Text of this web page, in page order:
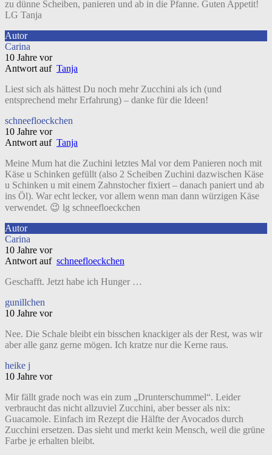
zu dünne Scheiben, panieren und ab in die Pfanne. Guten Appetit!
LG Tanja
Autor
Carina
10 Jahre vor
Antwort auf Tanja
Liest sich als hättest Du noch mehr Zucchini als ich (und
entsprechend mehr Erfahrung) – danke für die Ideen!
schneefloeckchen
10 Jahre vor
Antwort auf Tanja
Meine Mum hat die Zuchini letztes Mal vor dem Panieren noch mit
Käse u Schinken gefüllt (also 2 Scheiben Zuchini dazwischen Käse
u Schinken u mit einem Zahnstocher fixiert – danach paniert und ab
ins Öl). War echt lecker, vor allem wenn man dann würzigen Käse
verwendet. 😉 lg schneefloeckchen
Autor
Carina
10 Jahre vor
Antwort auf schneefloeckchen
Geschafft. Jetzt habe ich Hunger …
gunillchen
10 Jahre vor
Nee. Die Schale bleibt ein bisschen knackiger als der Rest, was wir
aber alle ganz gerne mögen. Ich kratze nur die Kerne raus.
heike j
10 Jahre vor
Mir fällt grade noch was ein zum „Drunterschummel“. Leider
verbraucht das nicht allzuviel Zucchini, aber besser als nix:
Guacamole. Einfach im Rezept die Hälfte der Avocados durch
Zucchini ersetzen. Das sieht und merkt kein Mensch, weil die grüne
Farbe je erhalten bleibt.